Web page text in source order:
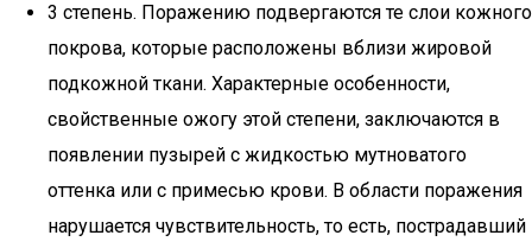
3 степень. Поражению подвергаются те слои кожного
покрова, которые расположены вблизи жировой
подкожной ткани. Характерные особенности,
свойственные ожогу этой степени, заключаются в
появлении пузырей с жидкостью мутноватого
оттенка или с примесью крови. В области поражения
нарушается чувствительность, то есть, пострадавший